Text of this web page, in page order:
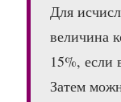
Для
величина
15%, если
Затем